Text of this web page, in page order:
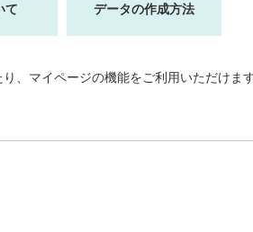
て データの作成方法
、マイページの機能をご利用いただけます